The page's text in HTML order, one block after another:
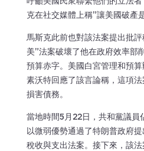
克在社交媒體上稱”讓美國破產
馬斯克此前也對該法案提出批
美”法案破壞了他在政府效率部
預算赤字。美國白宮管理和預
素沃特回應了該言論稱，這項
損害債務。
當地時間5月22日，共和黨議員
以微弱優勢通過了特朗普政府
稅收與支出法案。接下來，該